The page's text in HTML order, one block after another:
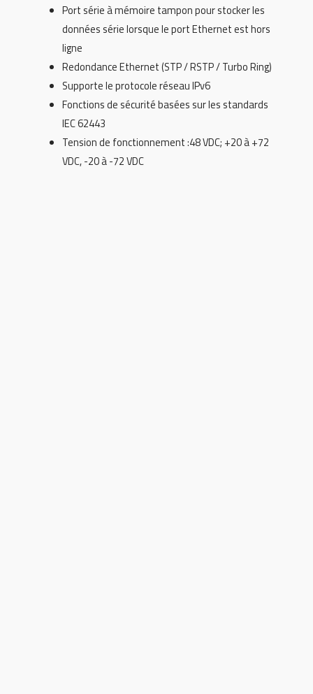
Port série à mémoire tampon pour stocker les
données série lorsque le port Ethernet est hors
ligne
Redondance Ethernet (STP / RSTP / Turbo Ring)
Supporte le protocole réseau IPv6
Fonctions de sécurité basées sur les standards
IEC 62443
Tension de fonctionnement :48 VDC; +20 à +72
VDC, -20 à -72 VDC